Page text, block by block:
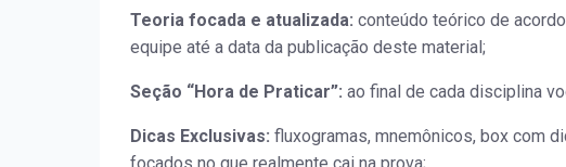
Teoria focada e atualizada: conteúdo teórico de
equipe até a data da publicação deste material;
Seção “Hora de Praticar”: ao final de cada disciplina
Dicas Exclusivas: fluxogramas, mnemônicos, box com